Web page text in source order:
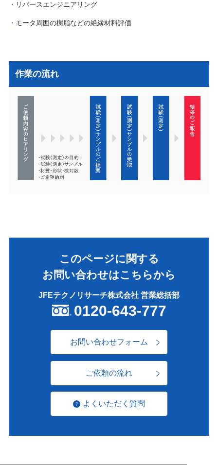
リバースエンジニアリング
モータ周囲の樹脂などの絶縁材料評価
作業の流れ
このページに関する
お問い合わせはこちらから
JFEテクノリサーチ株式会社 営業総括部
0120-643-777
お問い合わせフォーム
ご依頼の流れ
よくいただく質問